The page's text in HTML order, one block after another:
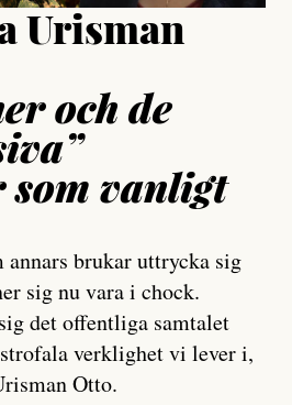
Urisman
och de
vanligt
brukar uttrycka sig
sig nu vara i chock.
det offentliga samtalet
verklighet vi lever i,
Otto.